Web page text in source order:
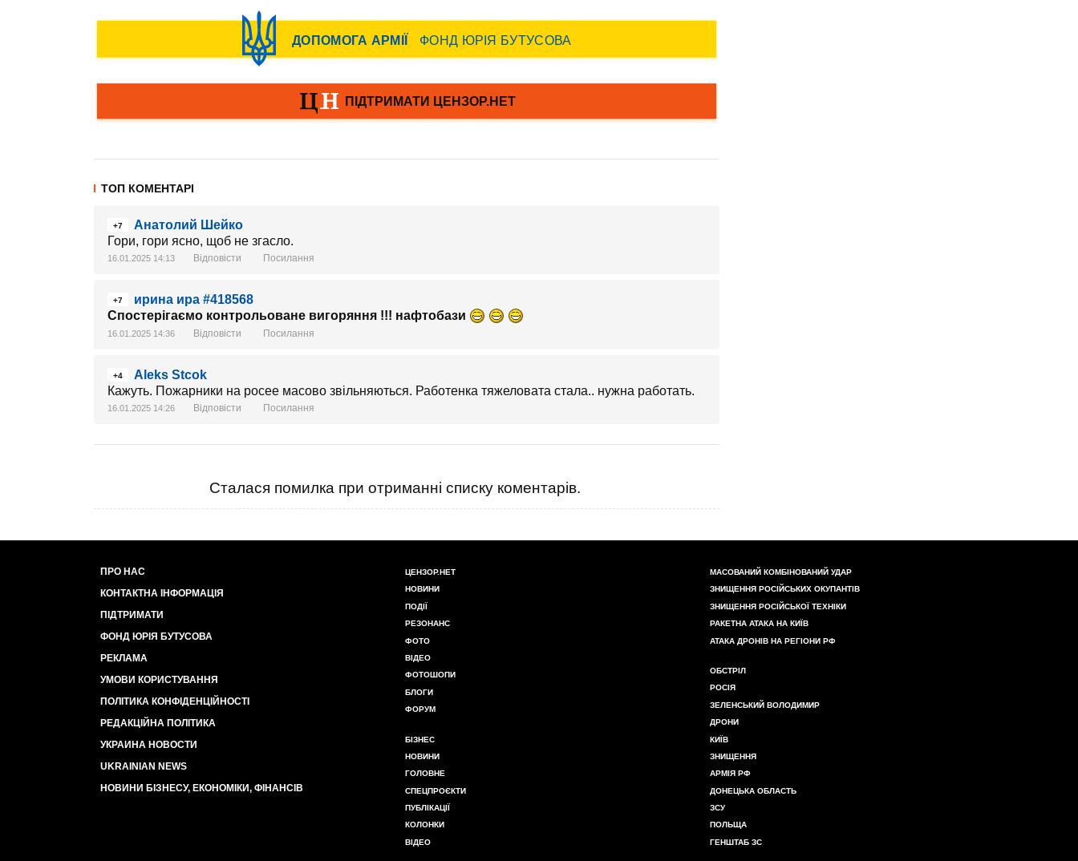
ТОП КОМЕНТАРІ
+7
Анатолий Шейко
Гори, гори ясно, щоб не згасло.
16.01.2025 14:13 Відповісти Посилання
+7
ирина ира #418568
Спостерігаємо контрольоване вигоряння !!! нафтобази
16.01.2025 14:36 Відповісти Посилання
+4
Aleks Stcok
Кажуть. Пожарники на росее масово звільняються. Работенка тяжеловата стала.. нужна работать.
16.01.2025 14:26 Відповісти Посилання
Сталася помилка при отриманні списку коментарів.
ПРО НАС
КОНТАКТНА ІНФОРМАЦІЯ
ПІДТРИМАТИ
ФОНД ЮРІЯ БУТУСОВА
РЕКЛАМА
УМОВИ КОРИСТУВАННЯ
ПОЛІТИКА КОНФІДЕНЦІЙНОСТІ
РЕДАКЦІЙНА ПОЛІТИКА
УКРАИНА НОВОСТИ
UKRAINIAN NEWS
НОВИНИ БІЗНЕСУ, ЕКОНОМІКИ, ФІНАНСІВ
ЦЕНЗОР.НЕТ
НОВИНИ
ПОДІЇ
РЕЗОНАНС
ФОТО
ВІДЕО
ФОТОШОПИ
БЛОГИ
ФОРУМ
БІЗНЕС
НОВИНИ
ГОЛОВНЕ
СПЕЦПРОЄКТИ
ПУБЛІКАЦІЇ
КОЛОНКИ
ВІДЕО
МАСОВАНИЙ КОМБІНОВАНИЙ УДАР
ЗНИЩЕННЯ РОСІЙСЬКИХ ОКУПАНТІВ
ЗНИЩЕННЯ РОСІЙСЬКОЇ ТЕХНІКИ
РАКЕТНА АТАКА НА КИЇВ
АТАКА ДРОНІВ НА РЕГІОНИ РФ
ОБСТРІЛ
РОСІЯ
ЗЕЛЕНСЬКИЙ ВОЛОДИМИР
ДРОНИ
КИЇВ
ЗНИЩЕННЯ
АРМІЯ РФ
ДОНЕЦЬКА ОБЛАСТЬ
ЗСУ
ПОЛЬЩА
ГЕНШТАБ ЗС